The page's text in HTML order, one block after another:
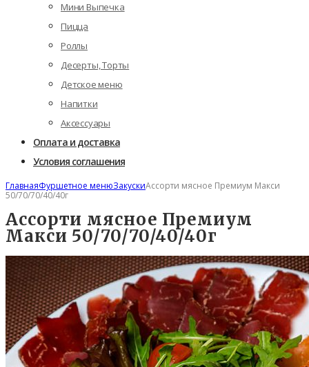
Мини Выпечка
Пицца
Роллы
Десерты, Торты
Детское меню
Напитки
Аксессуары
Оплата и доставка
Условия соглашения
ГлавнаяФуршетное менюЗакускиАссорти мясное Премиум Макси
50/70/70/40/40г
Ассорти мясное Премиум
Макси 50/70/70/40/40г